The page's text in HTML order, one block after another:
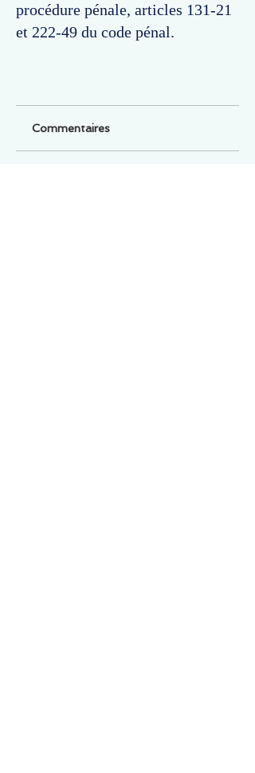
procédure pénale, articles 131-21
et 222-49 du code pénal.
Commentaires